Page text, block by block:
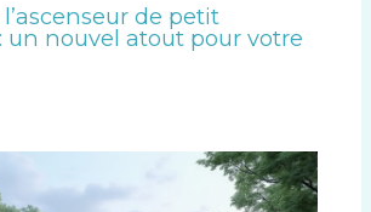
de petit
un nouvel atout pour votre